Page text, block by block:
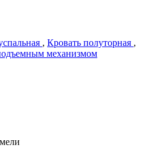
, Кровать полуторная ,
механизмом